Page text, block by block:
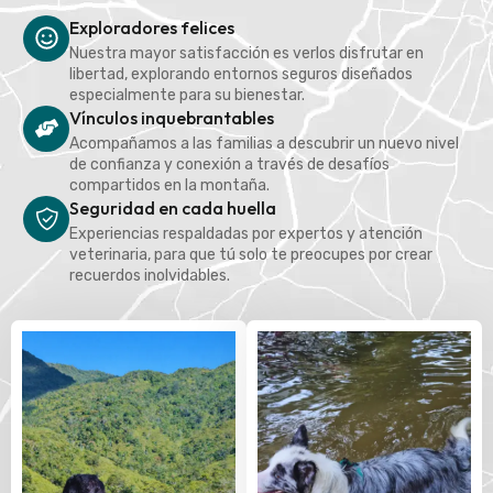
Exploradores felices
Nuestra mayor satisfacción es verlos disfrutar en
libertad, explorando entornos seguros diseñados
especialmente para su bienestar.
Vínculos inquebrantables
Acompañamos a las familias a descubrir un nuevo nivel
de confianza y conexión a través de desafíos
compartidos en la montaña.
Seguridad en cada huella
Experiencias respaldadas por expertos y atención
veterinaria, para que tú solo te preocupes por crear
recuerdos inolvidables.